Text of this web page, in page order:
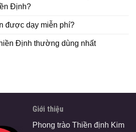
Định?
được dạy miễn phí?
Định thường dùng nhất
Giới thiệu
Phong trào Thiền định Kim